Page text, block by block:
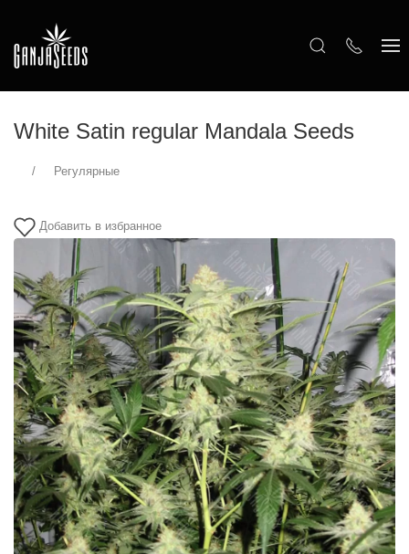
White Satin regular Mandala Seeds
Регулярные
Добавить в избранное